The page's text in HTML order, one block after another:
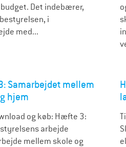
Det indebærer,
i
med...
Samarbejdet mellem
hjem
og køb: Hæfte 3:
arbejde
mellem skole og